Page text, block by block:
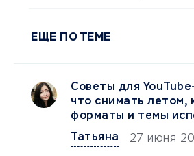
ЕЩЕ ПО ТЕМЕ
Советы для
что снимать летом,
форматы и темы
Татьяна
27 июня